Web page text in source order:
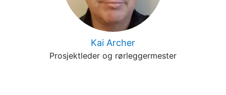
Kai Archer
Prosjektleder og rørleggermester